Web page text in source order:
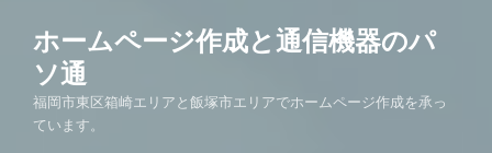
ホームページ作成と通信機器のパ
ソ通
福岡市東区箱崎エリアと飯塚市エリアでホームページ作成を承っ
ています。